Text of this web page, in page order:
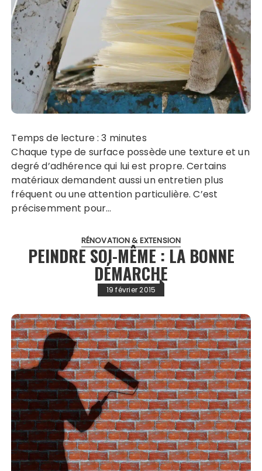
Temps de lecture :3 minutes
Chaque type de surface possède une texture et un
degré d’adhérence qui lui est propre. Certains
matériaux demandent aussi un entretien plus
fréquent ou une attention particulière. C’est
précisemment pour…
RÉNOVATION & EXTENSION
PEINDRE SOI-MÊME : LA BONNE
DÉMARCHE
19 février 2015